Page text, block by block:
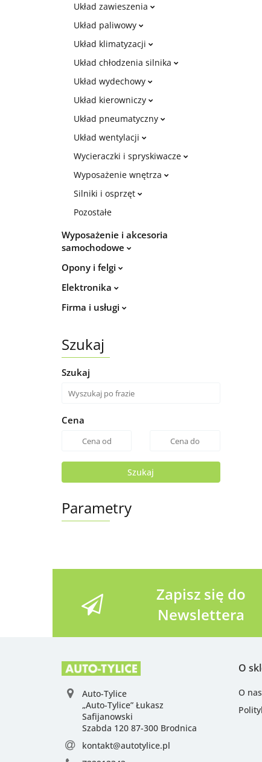
Układ zawieszenia
Układ paliwowy
Układ klimatyzacji
Układ chłodzenia silnika
Układ wydechowy
Układ kierowniczy
Układ pneumatyczny
Układ wentylacji
Wycieraczki i spryskiwacze
Wyposażenie wnętrza
Silniki i osprzęt
Pozostałe
Wyposażenie i akcesoria
samochodowe
Opony i felgi
Elektronika
Firma i usługi
Szukaj
Szukaj
Cena
Szukaj
Parametry
Zapisz się do
Newslettera
Auto-Tylice
„Auto-Tylice” Łukasz
Safijanowski
Szabda 120 87-300 Brodnica
kontakt@autotylice.pl
O
O nas